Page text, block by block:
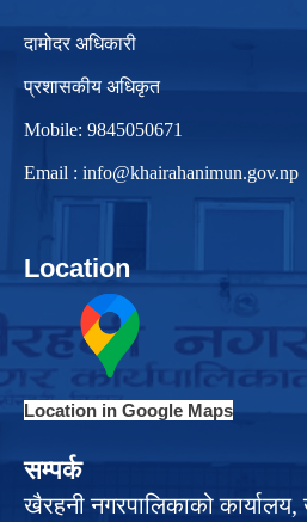
दामोदर अधिकारी
प्रशासकीय अधिकृत
Mobile: 9845050671
Email : info@khairahanimun.gov.np
Location
Location in Google Maps
सम्पर्क
खैरहनी नगरपालिकाको